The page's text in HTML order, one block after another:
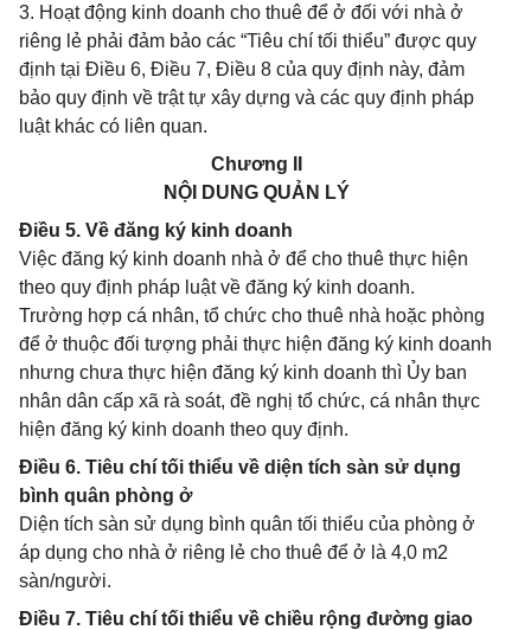
3. Hoạt động kinh doanh cho thuê để ở đối với nhà ở
riêng lẻ phải đảm bảo các “Tiêu chí tối thiểu” được quy
định tại Điều 6, Điều 7, Điều 8 của quy định này, đảm
bảo quy định về trật tự xây dựng và các quy định pháp
luật khác có liên quan.
Chương II
NỘI DUNG QUẢN LÝ
Điều 5. Về đăng ký kinh doanh
Việc đăng ký kinh doanh nhà ở để cho thuê thực hiện
theo quy định pháp luật về đăng ký kinh doanh.
Trường hợp cá nhân, tổ chức cho thuê nhà hoặc phòng
để ở thuộc đối tượng phải thực hiện đăng ký kinh doanh
nhưng chưa thực hiện đăng ký kinh doanh thì Ủy ban
nhân dân cấp xã rà soát, đề nghị tổ chức, cá nhân thực
hiện đăng ký kinh doanh theo quy định.
Điều 6. Tiêu chí tối thiểu về diện tích sàn sử dụng
bình quân phòng ở
Diện tích sàn sử dụng bình quân tối thiểu của phòng ở
áp dụng cho nhà ở riêng lẻ cho thuê để ở là 4,0 m2
sàn/người.
Điều 7. Tiêu chí tối thiểu về chiều rộng đường giao